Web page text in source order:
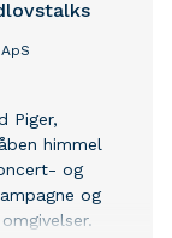
Piger,
himmel
og
og